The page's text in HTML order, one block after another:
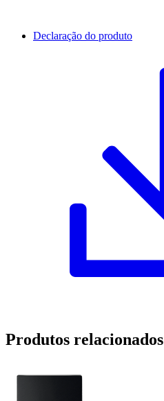
Declaração do produto
Produtos relacionados